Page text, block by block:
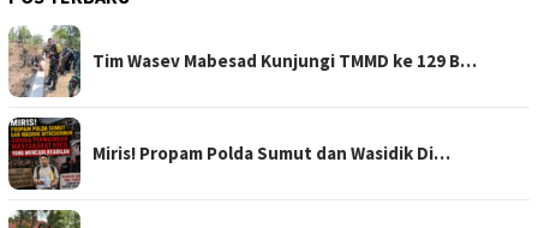
Tim Wasev Mabesad Kunjungi TMMD ke 129 B…
Miris! Propam Polda Sumut dan Wasidik Di…